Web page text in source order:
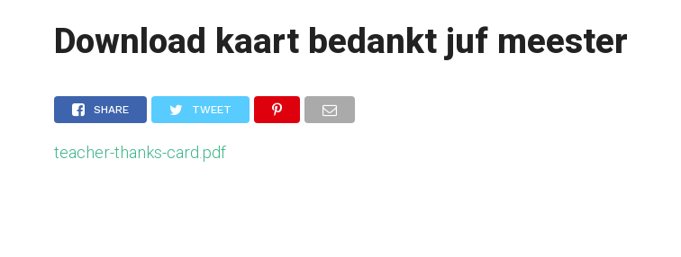
Download kaart bedankt juf meester
SHARE TWEET
teacher-thanks-card.pdf